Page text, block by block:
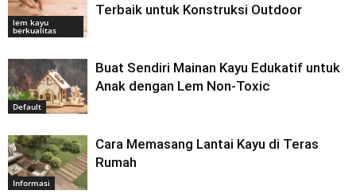
lem kayu
berkualitas
Terbaik untuk Konstruksi Outdoor
Default
Buat Sendiri Mainan Kayu Edukatif untuk
Anak dengan Lem Non-Toxic
Informasi
Cara Memasang Lantai Kayu di Teras
Rumah